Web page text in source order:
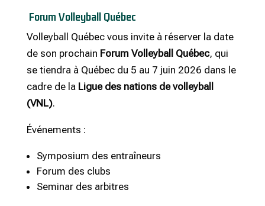
Forum Volleyball Québec
Volleyball Québec vous invite à réserver la date
de son prochain Forum Volleyball Québec, qui
se tiendra à Québec du 5 au 7 juin 2026 dans le
cadre de la Ligue des nations de volleyball
(VNL).
Événements :
Symposium des entraîneurs
Forum des clubs
Seminar des arbitres